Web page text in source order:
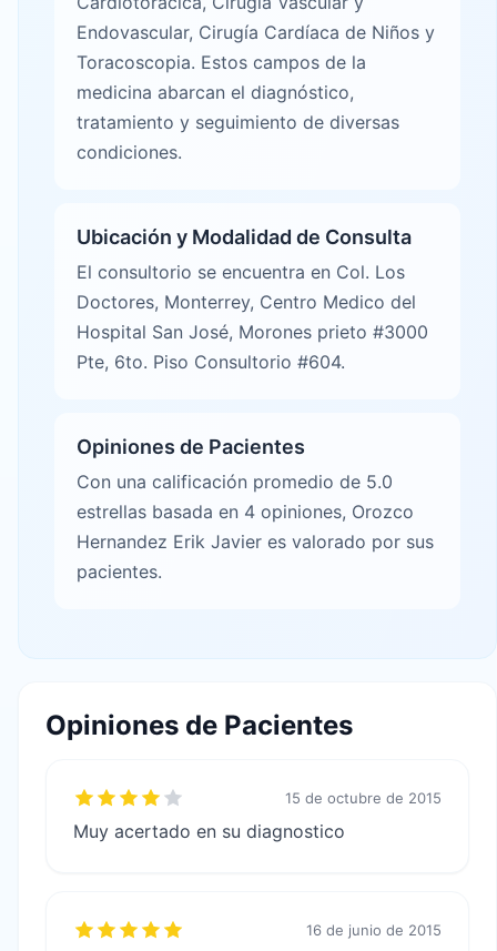
Endovascular, Cirugía Cardíaca de Niños y
Toracoscopia. Estos campos de la
medicina abarcan el diagnóstico,
tratamiento y seguimiento de diversas
condiciones.
Ubicación y Modalidad de Consulta
El consultorio se encuentra en Col. Los
Doctores, Monterrey, Centro Medico del
Hospital San José, Morones prieto #3000
Pte, 6to. Piso Consultorio #604.
Opiniones de Pacientes
Con una calificación promedio de 5.0
estrellas basada en 4 opiniones, Orozco
Hernandez Erik Javier es valorado por sus
pacientes.
Opiniones de Pacientes
15 de octubre de 2015
Muy acertado en su diagnostico
16 de junio de 2015